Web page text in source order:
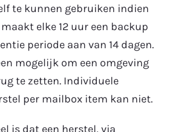
te kunnen gebruiken indien
elke 12 uur een backup
periode aan van 14 dagen.
mogelijk om een omgeving
te zetten. Individuele
per mailbox item kan niet.
is dat een herstel, via